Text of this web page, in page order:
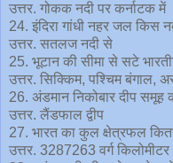
उत्तर. गोकक नदी पर कर्नाटक में
24. इंदिरा गांधी नहर जल किस
उत्तर. सतलज नदी से
25. भूटान की सीमा से सटे
उत्तर. सिक्किम, पश्चिम
26. अंडमान निकोबार दीप समूह
उत्तर. लैंडफाल द्वीप
27. भारत का कुल क्षेत्रफल
उत्तर. 3287263 वर्ग किलोमीटर